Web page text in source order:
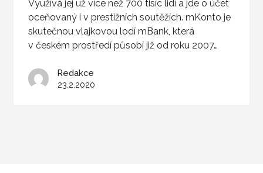
Využívá jej už více než 700 tisíc lidí a jde o účet
oceňovaný i v prestižních soutěžích. mKonto je
skutečnou vlajkovou lodí mBank, která
v českém prostředí působí již od roku 2007…
Redakce
23.2.2020